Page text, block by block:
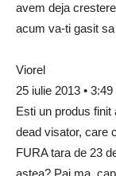
avem deja
acum va-ti gasit
Viorel
25 iulie 2013 •
Esti un produs finit
dead visator, care
FURA tara de 23
astea? Pai ma,